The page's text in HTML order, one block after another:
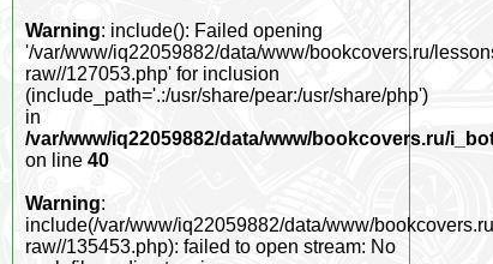
Warning: include(): Failed opening
'/var/www/iq22059882/data/www/bookcovers.ru/
raw//127053.php' for inclusion
(include_path='.:/usr/share/pear:/usr/share/php')
in
/var/www/iq22059882/data/www/bookcovers.ru/
on line 40
Warning:
include(/var/www/iq22059882/data/www/
raw//135453.php): failed to open stream: No